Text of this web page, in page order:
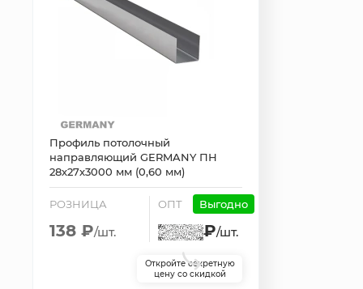
Профиль потолочный
направляющий GERMANY ПН
28х27х3000 мм (0,60 мм)
РОЗНИЦА
138 ₽/шт.
ОПТ Выгодно
₽/шт.
Откройте секретную
цену со скидкой